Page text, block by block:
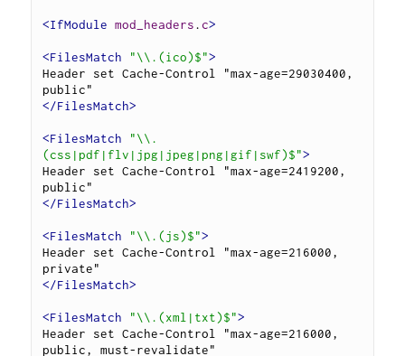
<IfModule mod_headers .c>
<FilesMatch "\\.(ico)$">
Header set Cache-Control "max-age=29030400,
</FilesMatch>
<FilesMatch
"\\.
(css|pdf|flv|jpg|jpeg|png|gif|swf)$">
Header set Cache-Control "max-age=2419200,
</FilesMatch>
<FilesMatch "\\.(js)$">
Header set Cache-Control "max-age=216000,
</FilesMatch>
<FilesMatch "\\.(xml|txt)$">
Header set Cache-Control "max-age=216000,